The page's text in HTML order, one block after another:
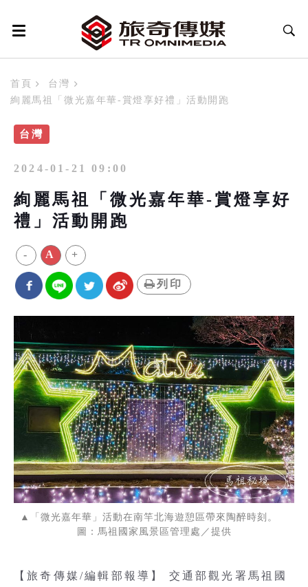
首頁
台灣
絢麗馬祖「微光嘉年華-賞燈享好禮」活動開跑
台灣
2024-01-21 09:00
絢麗馬祖「微光嘉年華-賞燈享好
禮」活動開跑
- A +
列印
▲「微光嘉年華」活動在南竿北海遊憩區帶來陶醉時刻。
圖：馬祖國家風景區管理處／提供
【旅奇傳媒/編輯部報導】 交通部觀光署馬祖國